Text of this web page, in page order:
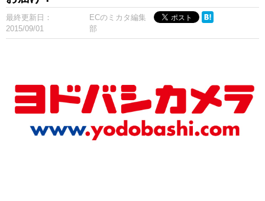
最終更新日：
2015/09/01
ECのミカタ編集
部